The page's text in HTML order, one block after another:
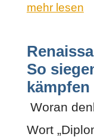
mehr lesen
So
kämpfen
Woran
Wort